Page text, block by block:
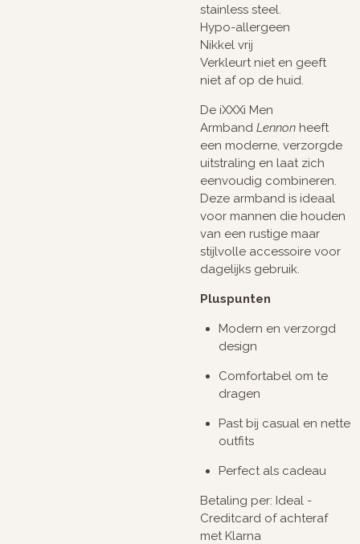
stainless steel.
Hypo-allergeen
Nikkel vrij
Verkleurt niet en geeft
niet af op de huid.
De iXXXi Men
Armband Lennon heeft
een moderne, verzorgde
uitstraling en laat zich
eenvoudig combineren.
Deze armband is ideaal
voor mannen die houden
van een rustige maar
stijlvolle accessoire voor
dagelijks gebruik.
Pluspunten
Modern en verzorgd
design
Comfortabel om te
dragen
Past bij casual en nette
outfits
Perfect als cadeau
Betaling per: Ideal -
Creditcard of achteraf
met Klarna